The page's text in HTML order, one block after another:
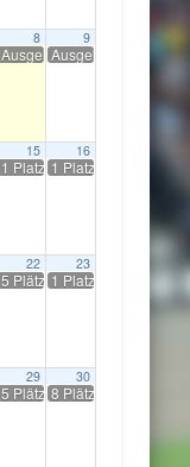
8
Ausgebucht !/ Schräglagen-
9
Ausgebucht !/
15
1 Platz frei !/ Schräglagen-
16
1 Platz frei !/
22
5 Plätze frei !/ Schräglagen-
23
1 Platz frei !/
29
5 Plätze frei !/ Schräglagen-
30
8 Plätze frei !/